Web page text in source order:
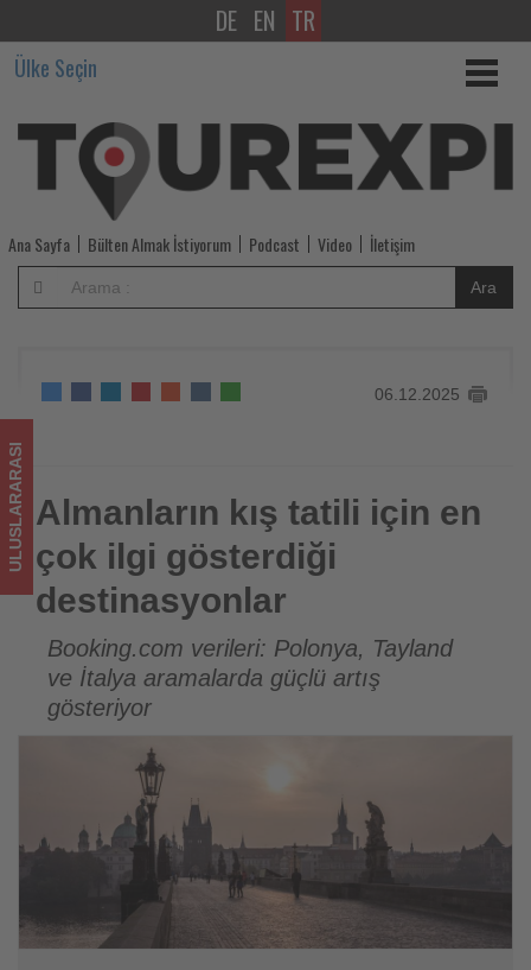
Almanların
kış
tatili
için
en
çok
ilgi
gösterdiği
destinasyonlar
-
Tourexpi,
sizler
için
turizmde
olup
bitenleri
ediyor!
DE EN TR
Ülke Seçin
Ana Sayfa Bülten Almak İstiyorum Podcast Video İletişim
Ara
06.12.2025
Almanların kış tatili için en çok ilgi gösterdiği destinasyonlar
ULUSLARARASI Almanların kış tatili için en
çok ilgi gösterdiği
destinasyonlar
Booking.com verileri: Polonya, Tayland
ve İtalya aramalarda güçlü artış
gösteriyor